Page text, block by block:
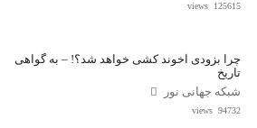
125615 views
چرا بزودی آخوند کشی خواهد شد؟! – به گواهی
تاریخ
شبکه جهانی نور
94732 views